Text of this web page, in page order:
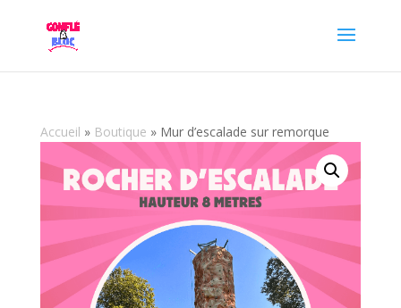
Accueil » Boutique » Mur d’escalade sur remorque